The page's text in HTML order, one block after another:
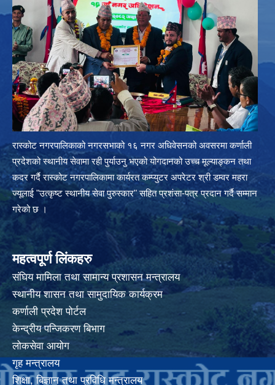
रास्कोट नगरपालिकाको नगरसभाको १६ नगर अधिवेसनको अवसरमा कर्णाली
प्रदेशको स्थानीय सेवामा रही पुर्याउनु भएको योगदानको उच्च मूल्याङ्कन तथा
कदर गर्दै रास्कोट नगरपालिकामा कार्यरत कम्प्युटर अपरेटर श्री डम्वर महरा
ज्यूलाई "उत्कृष्ट स्थानीय सेवा पुरुस्कार" सहित प्रशंसा-पत्र प्रदान गर्दै सम्मान
गरेको छ ।
महत्वपूर्ण लिंकहरु
संघिय मामिला तथा सामान्य प्रशासन मन्त्रालय
स्थानीय शासन तथा सामुदायिक कार्यक्रम
कर्णाली प्रदेश पोर्टल
केन्द्रीय पन्जिकरण बिभाग
लोकसेवा आयोग
गृह मन्त्रालय
शिक्षा, बिज्ञान तथा प्रविधि मन्त्रालय